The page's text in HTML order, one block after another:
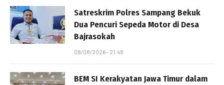
Satreskrim Polres Sampang Bekuk
Dua Pencuri Sepeda Motor di Desa
Bajrasokah
08/08/2026 - 21:48
BEM SI Kerakyatan Jawa Timur dalam